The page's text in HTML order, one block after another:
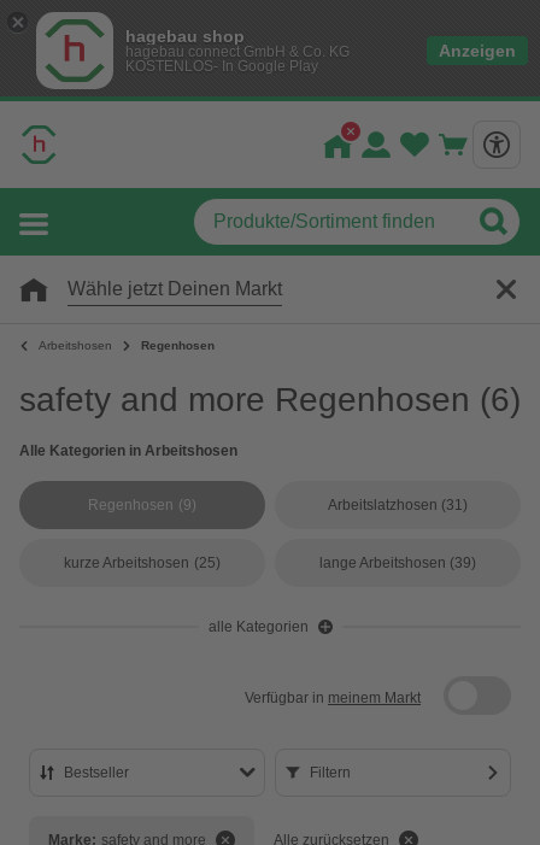
hagebau shop
hagebau connect GmbH & Co. KG
KOSTENLOS- In Google Play
Anzeigen
Wähle jetzt Deinen Markt
Arbeitshosen Regenhosen
safety and more Regenhosen (6)
Alle Kategorien in Arbeitshosen
Regenhosen (9) Arbeitslatzhosen (31)
kurze Arbeitshosen (25) lange Arbeitshosen (39)
alle Kategorien
Verfügbar in meinem Markt
Bestseller Filtern
Marke: safety and more Alle zurücksetzen